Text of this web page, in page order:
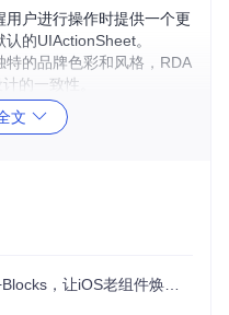
用户进行操作时提供一个更
的UIActionSheet。
特的品牌色彩和风格，RDA
的一致性。
不能满足需求时，你可以通
如动画效果或按钮点击事
的背景、按钮样式
文
，让iOS老组件焕发新活力